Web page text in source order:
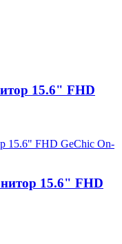
15.6" FHD
15.6" FHD